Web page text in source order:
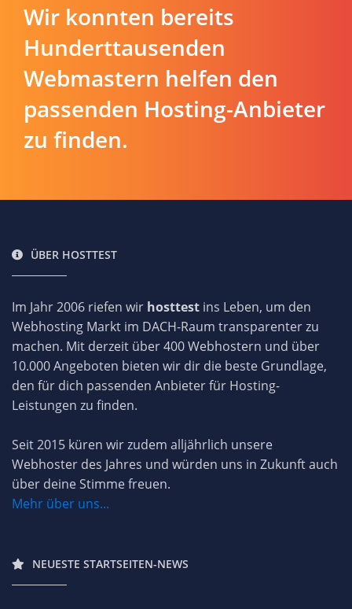
Wir konnten bereits
Hunderttausenden
Webmastern helfen den
passenden Hosting-Anbieter
zu finden.
ÜBER HOSTTEST
Im Jahr 2006 riefen wir hosttest ins Leben, um den
Webhosting Markt im DACH-Raum transparenter zu
machen. Mit derzeit über 400 Webhostern und über
10.000 Angeboten bieten wir dir die beste Grundlage,
den für dich passenden Anbieter für Hosting-
Leistungen zu finden.
Seit 2015 küren wir zudem alljährlich unsere
Webhoster des Jahres und würden uns in Zukunft auch
über deine Stimme freuen.
Mehr über uns...
NEUESTE STARTSEITEN-NEWS